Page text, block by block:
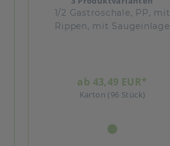
1/2 Gastroschale, PP, mit
Rippen, mit Saugeinlage
ab 43,49 EUR*
Karton (96 Stück)